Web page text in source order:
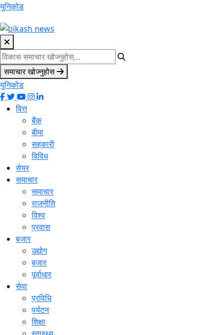
युनिकोड
समाचार खोज्नुहोस
युनिकोड
वित्त
बैंक
बीमा
सहकारी
विविध
सेयर
समाचार
समाचार
राजनीति
विश्व
प्रवास
बजार
उद्योग
बजार
पूर्वाधार
सेवा
प्रविधि
पर्यटन
शिक्षा